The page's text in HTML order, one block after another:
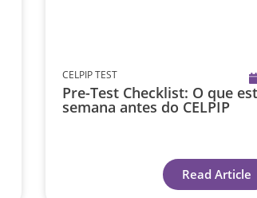
CELPIP TEST
Pre-Test Checklist: O que
semana antes do CELPIP
Read Article